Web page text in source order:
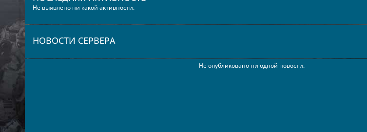
Не выявлено ни какой активности.
НОВОСТИ СЕРВЕРА
Не опубликовано ни одной новости.